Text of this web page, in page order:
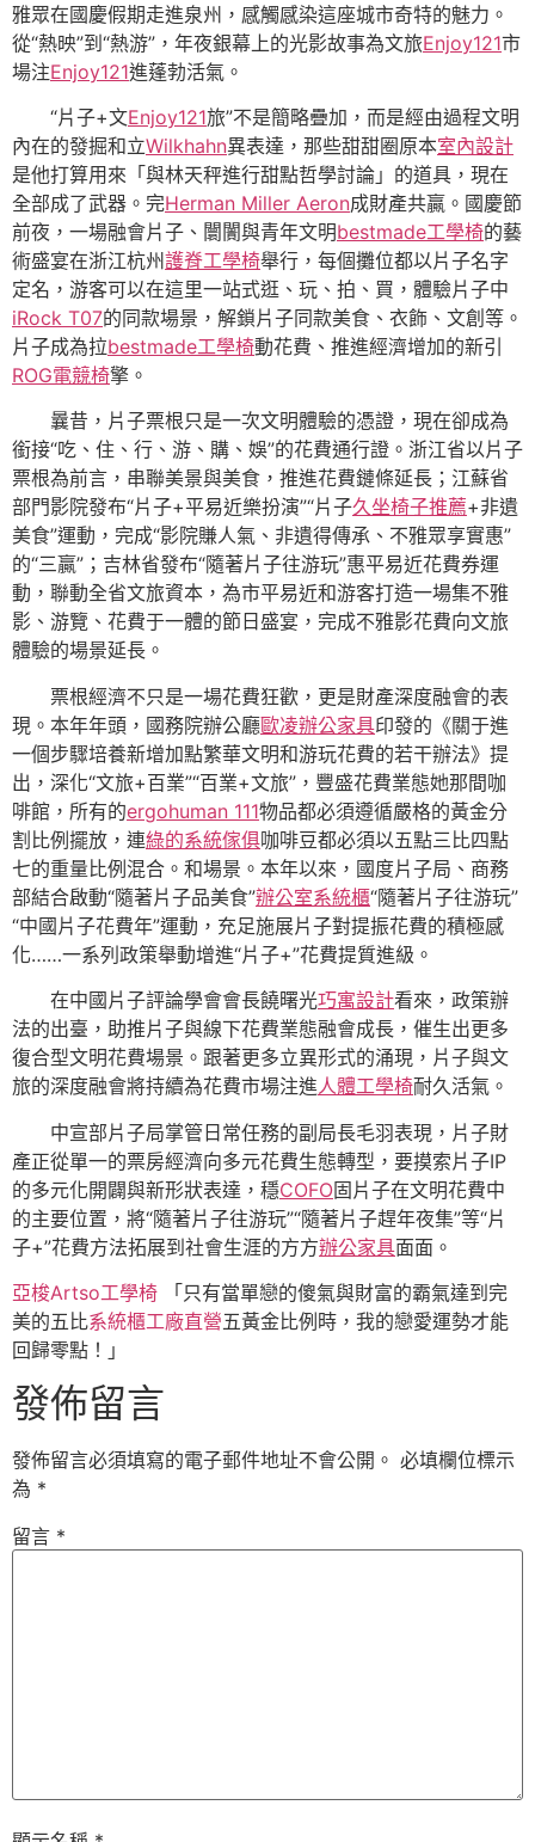
雅眾在國慶假期走進泉州，感觸感染這座城市奇特的魅力。
從“熱映”到“熱游”，年夜銀幕上的光影故事為文旅Enjoy121市
場注Enjoy121進蓬勃活氣。
“片子+文Enjoy121旅”不是簡略疊加，而是經由過程文明
內在的發掘和立Wilkhahn異表達，那些甜甜圈原本室內設計
是他打算用來「與林天秤進行甜點哲學討論」的道具，現在
全部成了武器。完Herman Miller Aeron成財產共贏。國慶節
前夜，一場融會片子、闤闠與青年文明bestmade工學椅的藝
術盛宴在浙江杭州護脊工學椅舉行，每個攤位都以片子名字
定名，游客可以在這里一站式逛、玩、拍、買，體驗片子中
iRock T07的同款場景，解鎖片子同款美食、衣飾、文創等。
片子成為拉bestmade工學椅動花費、推進經濟增加的新引
ROG電競椅擎。
曩昔，片子票根只是一次文明體驗的憑證，現在卻成為
銜接“吃、住、行、游、購、娛”的花費通行證。浙江省以片子
票根為前言，串聯美景與美食，推進花費鏈條延長；江蘇省
部門影院發布“片子+平易近樂扮演”“片子久坐椅子推薦+非遺
美食”運動，完成“影院賺人氣、非遺得傳承、不雅眾享實惠”
的“三贏”；吉林省發布“隨著片子往游玩”惠平易近花費券運
動，聯動全省文旅資本，為市平易近和游客打造一場集不雅
影、游覽、花費于一體的節日盛宴，完成不雅影花費向文旅
體驗的場景延長。
票根經濟不只是一場花費狂歡，更是財產深度融會的表
現。本年年頭，國務院辦公廳歐凌辦公家具印發的《關于進
一個步驟培養新增加點繁華文明和游玩花費的若干辦法》提
出，深化“文旅+百業”“百業+文旅”，豐盛花費業態她那間咖
啡館，所有的ergohuman 111物品都必須遵循嚴格的黃金分
割比例擺放，連綠的系統傢俱咖啡豆都必須以五點三比四點
七的重量比例混合。和場景。本年以來，國度片子局、商務
部結合啟動“隨著片子品美食”辦公室系統櫃“隨著片子往游玩”
“中國片子花費年”運動，充足施展片子對提振花費的積極感
化……一系列政策舉動增進“片子+”花費提質進級。
在中國片子評論學會會長饒曙光巧寓設計看來，政策辦
法的出臺，助推片子與線下花費業態融會成長，催生出更多
復合型文明花費場景。跟著更多立異形式的涌現，片子與文
旅的深度融會將持續為花費市場注進人體工學椅耐久活氣。
中宣部片子局掌管日常任務的副局長毛羽表現，片子財
產正從單一的票房經濟向多元花費生態轉型，要摸索片子IP
的多元化開闢與新形狀表達，穩COFO固片子在文明花費中
的主要位置，將“隨著片子往游玩”“隨著片子趕年夜集”等“片
子+”花費方法拓展到社會生涯的方方辦公家具面面。
亞梭Artso工學椅 「只有當單戀的傻氣與財富的霸氣達到完
美的五比系統櫃工廠直營五黃金比例時，我的戀愛運勢才能
回歸零點！」
發佈留言
發佈留言必須填寫的電子郵件地址不會公開。 必填欄位標示
為 *
留言 *